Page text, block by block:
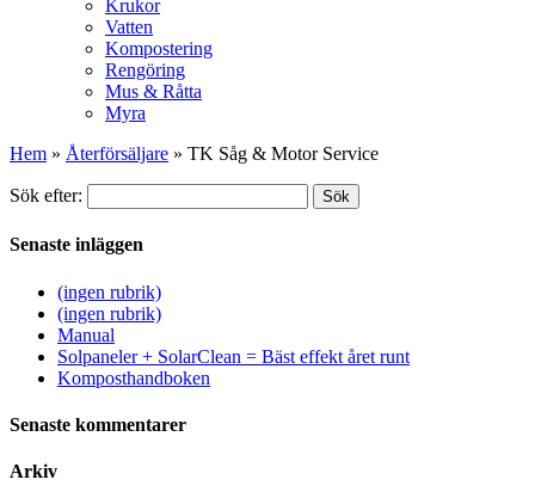
Krukor
Vatten
Kompostering
Rengöring
Mus & Råtta
Myra
Hem » Återförsäljare » TK Såg & Motor Service
Sök efter: Sök
Senaste inläggen
(ingen rubrik)
(ingen rubrik)
Manual
Solpaneler + SolarClean = Bäst effekt året runt
Komposthandboken
Senaste kommentarer
Arkiv